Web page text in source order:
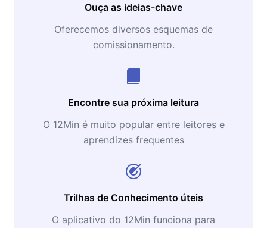
Ouça as ideias-chave
Oferecemos diversos esquemas de
comissionamento.
Encontre sua próxima leitura
O 12Min é muito popular entre leitores e
aprendizes frequentes
Trilhas de Conhecimento úteis
O aplicativo do 12Min funciona para